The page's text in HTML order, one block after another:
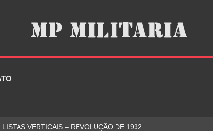
VERTICAIS – REVOLUÇÃO DE 1932